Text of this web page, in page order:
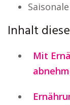
Inhalt
Mit